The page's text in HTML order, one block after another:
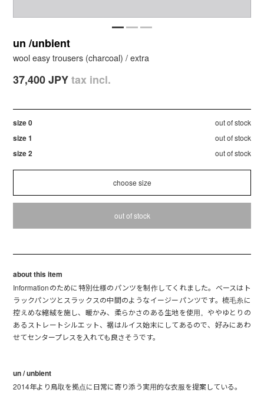
un /unbient
wool easy trousers (charcoal) / extra
37,400 JPYtax incl.
size 0 out of stock
size 1 out of stock
size 2 out of stock
out of stock
about this item
Informationのために特別仕様のパンツを制作してくれました。ベースはト
ラックパンツとスラックスの中間のようなイージーパンツです。梳毛糸に
控えめな縮絨を施し、暖かみ、柔らかさのある生地を使用。ややゆとりの
あるストレートシルエット、裾はルイス始末にしてあるので、好みにあわ
せてセンタープレスを入れても良さそうです。
un / unbient
2014年より鳥取を拠点に日常に寄り添う実用的な衣服を提案している。